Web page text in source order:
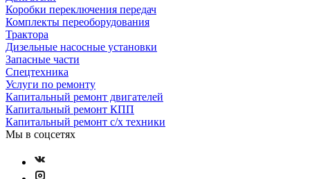
Коробки переключения передач
Комплекты переоборудования
Трактора
Дизельные насосные установки
Запасные части
Спецтехника
Услуги по ремонту
Капитальный ремонт двигателей
Капитальный ремонт КПП
Капитальный ремонт с/х техники
Мы в соцсетях